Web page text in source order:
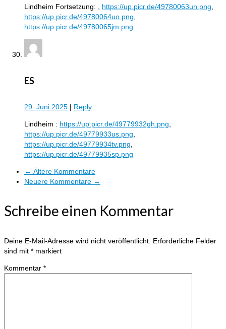
Lindheim Fortsetzung: , https://up.picr.de/49780063un.png
https://up.picr.de/49780064uo.png
https://up.picr.de/49780065jm.png
ES
29. Juni 2025 | Reply
Lindheim : https://up.picr.de/49779932gh.png
https://up.picr.de/49779933us.png
https://up.picr.de/49779934tv.png
https://up.picr.de/49779935sp.png
← Ältere Kommentare
Neuere Kommentare →
Schreibe einen Kommentar
Deine E-Mail-Adresse wird nicht veröffentlicht. Erforderliche Felder
sind mit * markiert
Kommentar *